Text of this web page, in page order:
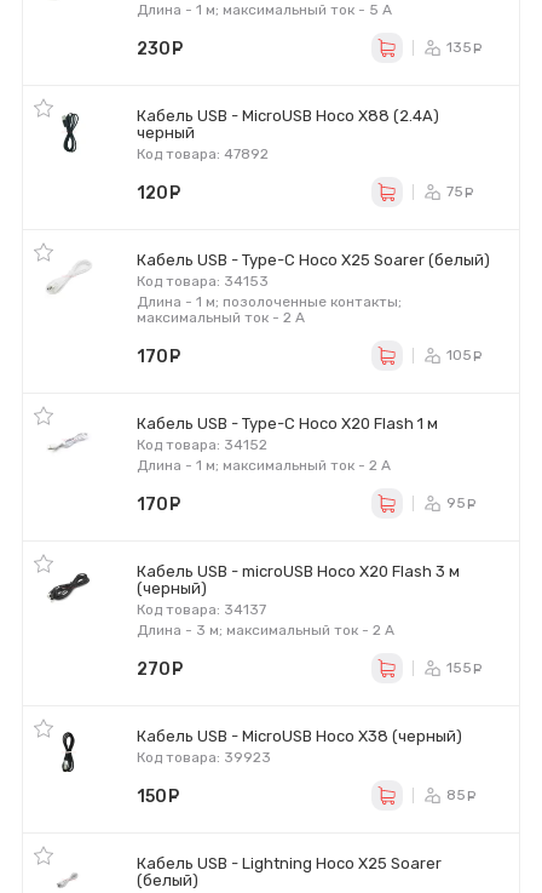
Длина - 1 м; максимальный ток - 5 А
230 135
Кабель USB - MicroUSB Hoco X88 (2.4A)
черный
Код товара: 47892
120 75
Кабель USB - Type-C Hoco X25 Soarer (белый)
Код товара: 34153
Длина - 1 м; позолоченные контакты;
максимальный ток - 2 А
170 105
Кабель USB - Type-C Hoco X20 Flash 1 м
Код товара: 34152
Длина - 1 м; максимальный ток - 2 А
170 95
Кабель USB - microUSB Hoco X20 Flash 3 м
(черный)
Код товара: 34137
Длина - 3 м; максимальный ток - 2 А
270 155
Кабель USB - MicroUSB Hoco X38 (черный)
Код товара: 39923
150 85
Кабель USB - Lightning Hoco X25 Soarer
(белый)